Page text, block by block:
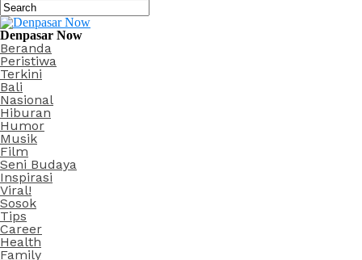
Denpasar Now
Beranda
Peristiwa
Terkini
Bali
Nasional
Hiburan
Humor
Musik
Film
Seni Budaya
Inspirasi
Viral!
Sosok
Tips
Career
Health
Family